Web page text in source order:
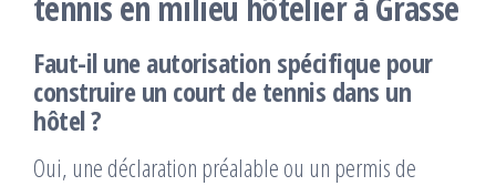
Faut-il une autorisation spécifique pour
construire un court de tennis dans un
hôtel ?
Oui, une déclaration préalable ou un permis de